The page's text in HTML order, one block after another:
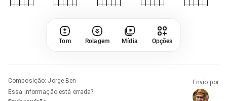
Tom Rolagem Mídia Opções
Composição: Jorge Ben
Essa informação está errada?
Envio por